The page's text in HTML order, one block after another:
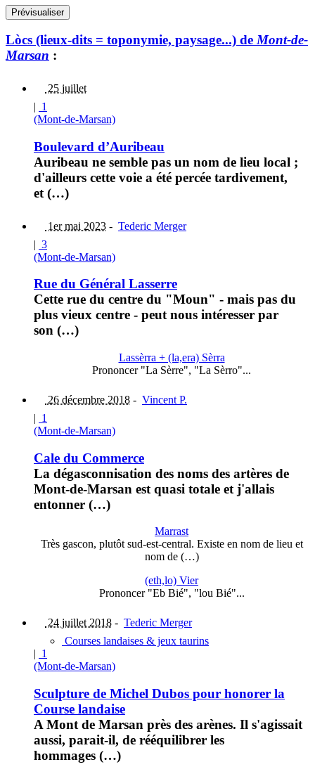
Lòcs (lieux-dits = toponymie, paysage...) deMont-de-
Marsan :
25 juillet
| 1
(Mont-de-Marsan)
Boulevard d’Auribeau
Auribeau ne semble pas un nom de lieu local ;
d'ailleurs cette voie a été percée tardivement,
et (…)
1er mai 2023 - Tederic Merger
| 3
(Mont-de-Marsan)
Rue du Général Lasserre
Cette rue du centre du "Moun" - mais pas du
plus vieux centre - peut nous intéresser par
son (…)
Lassèrra + (la,era) Sèrra
Prononcer "La Sèrre", "La Sèrro"...
26 décembre 2018 - Vincent P.
| 1
(Mont-de-Marsan)
Cale du Commerce
La dégasconnisation des noms des artères de
Mont-de-Marsan est quasi totale et j'allais
entonner (…)
Marrast
Très gascon, plutôt sud-est-central. Existe en nom de lieu et
nom de (…)
(eth,lo) Vier
Prononcer "Eb Bié", "lou Bié"...
24 juillet 2018 - Tederic Merger
Courses landaises & jeux taurins
| 1
(Mont-de-Marsan)
Sculpture de Michel Dubos pour honorer la
Course landaise
A Mont de Marsan près des arènes. Il s'agissait
aussi, parait-il, de rééquilibrer les
hommages (…)